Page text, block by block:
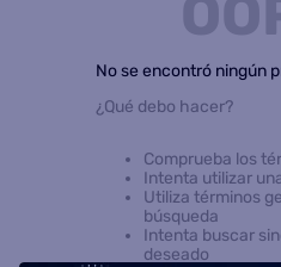
No se encontró ningún
¿Qué debo hacer?
Comprueba los
Intenta utilizar
Utiliza términos
búsqueda
Intenta buscar
deseado